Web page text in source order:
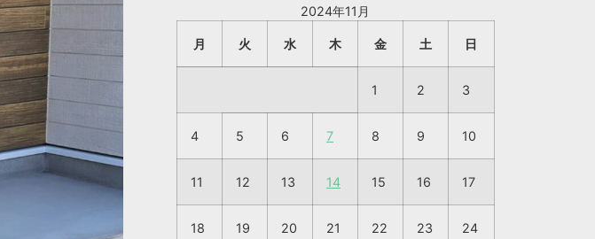
2024年11月
月 火 水 木 金 土 日
1 2 3
4 5 6 7 8 9 10
11 12 13 14 15 16 17
18 19 20 21 22 23 24